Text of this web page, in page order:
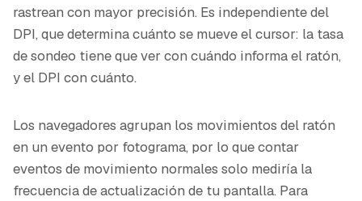
rastrean con mayor precisión. Es independiente del
DPI, que determina cuánto se mueve el cursor: la tasa
de sondeo tiene que ver con cuándo informa el ratón,
y el DPI con cuánto.
Los navegadores agrupan los movimientos del ratón
en un evento por fotograma, por lo que contar
eventos de movimiento normales solo mediría la
frecuencia de actualización de tu pantalla. Para